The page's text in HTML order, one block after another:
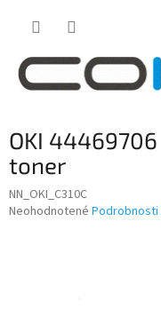
OKI
toner
NN_OKI_C310C
Priemerné
Neohodnotené